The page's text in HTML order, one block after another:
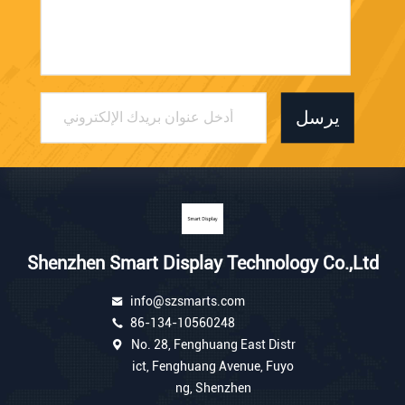
يرسل
Shenzhen Smart Display Technology Co.,Ltd
info@szsmarts.com
86-134-10560248
No. 28, Fenghuang East Distr
ict, Fenghuang Avenue, Fuyo
ng, Shenzhen